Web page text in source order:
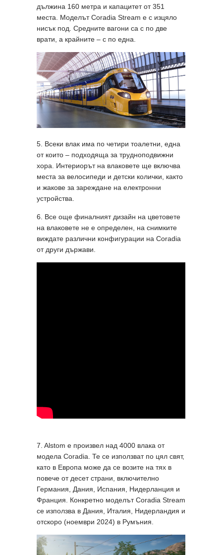
дължина 160 метра и капацитет от 351
места. Моделът Coradia Stream е с изцяло
нисък под. Средните вагони са с по две
врати, а крайните – с по една.
5. Всеки влак има по четири тоалетни, една
от които – подходяща за трудноподвижни
хора. Интериорът на влаковете ще включва
места за велосипеди и детски колички, както
и жакове за зареждане на електронни
устройства.
6. Все още финалният дизайн на цветовете
на влаковете не е определен, на снимките
виждате различни конфигурации на Coradia
от други държави.
7. Alstom е произвел над 4000 влака от
модела Coradia. Те се използват по цял свят,
като в Европа може да се возите на тях в
повече от десет страни, включително
Германия, Дания, Испания, Нидерланция и
Франция. Конкретно моделът Coradia Stream
се използва в Дания, Италия, Нидерландия и
отскоро (ноември 2024) в Румъния.